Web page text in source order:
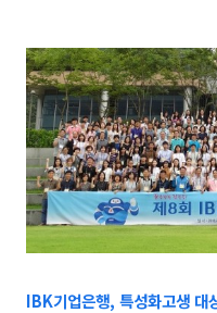
IBK기업은행, 특성화고생 대